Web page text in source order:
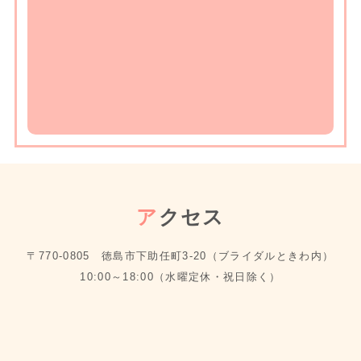
ア クセス
〒770-0805 徳島市下助任町3-20（ブライダルときわ内）
10:00～18:00（水曜定休・祝日除く）